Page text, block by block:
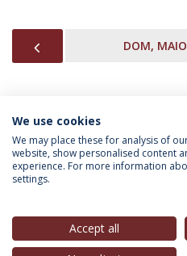
DOM,
INFORMAÇÃO PARA
We use cookies
We may place these for analysis of
website, show personalised content
experience. For more information
settings.
Accept all